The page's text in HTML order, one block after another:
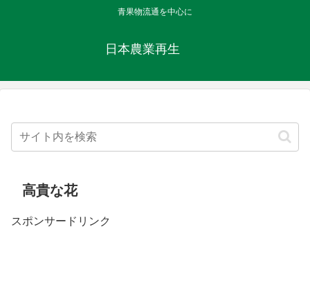
青果物流通を中心に
日本農業再生
高貴な花
スポンサードリンク